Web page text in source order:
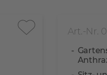
Art.-Nr.